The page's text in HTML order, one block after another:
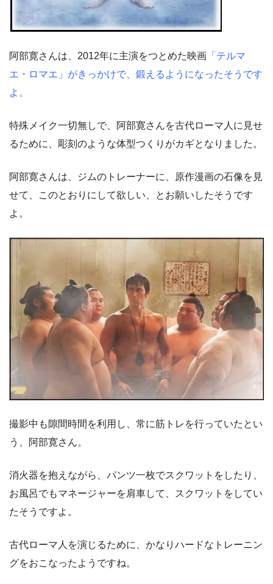
阿部寛さんは、2012年に主演をつとめた映画 「テルマ
エ・ロマエ」がきっかけで、鍛えるようになったそうです
よ。
特殊メイク一切無しで、阿部寛さんを古代ローマ人に見せ
るために、彫刻のような体型つくりがカギとなりました。
阿部寛さんは、ジムのトレーナーに、原作漫画の石像を見
せて、このとおりにして欲しい、とお願いしたそうです
よ。
撮影中も隙間時間を利用し、常に筋トレを行っていたとい
う、阿部寛さん。
消火器を抱えながら、パンツ一枚でスクワットをしたり、
お風呂でもマネージャーを肩車して、スクワットをしてい
たそうですよ。
古代ローマ人を演じるために、かなりハードなトレーニン
グをおこなったようですね。